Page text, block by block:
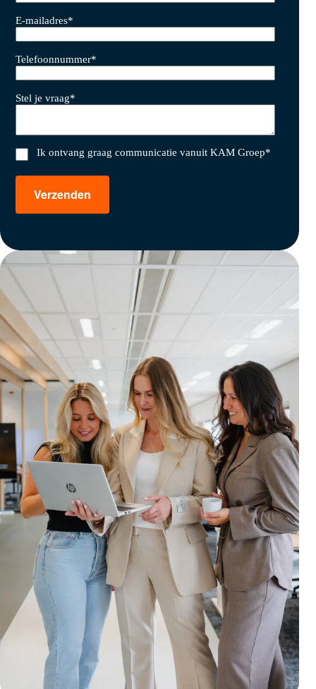
E-mailadres*
Telefoonnummer*
Stel je vraag*
Ik ontvang graag communicatie vanuit KAM Groep*